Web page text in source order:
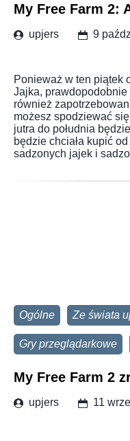
My Free Farm 2:
upjers 9
Ponieważ w ten piątek
Jajka,
również
możesz spodziewać
jutra do południa
będzie chciała kupić
sadzonych jajek i
Ogólne Ze świata
Gry przeglądarkowe
My Free Farm 2
upjers 11